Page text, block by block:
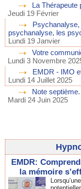
La Thérapeute
Jeudi 19 Février
psychanalyse, les
Lundi 19 Janvier
Votre
Lundi 3 Novembre
EMDR - IMO
Lundi 14 Juillet 2025
Note
Mardi 24 Juin 2025
EMDR:
la mémoire